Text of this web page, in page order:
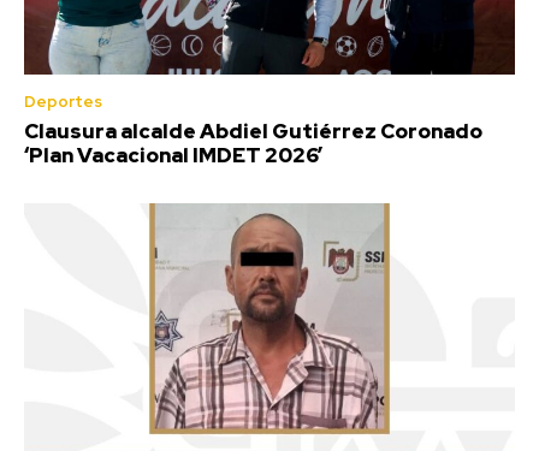
Deportes
Clausura alcalde Abdiel Gutiérrez Coronado
‘Plan Vacacional IMDET 2026’